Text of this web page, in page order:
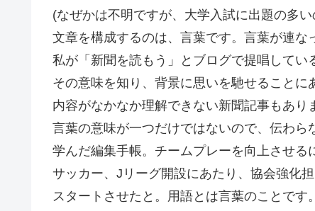
(なぜかは不明ですが、大学入試に出題の多
文章を構成するのは、言葉です。言葉が連な
私が「新聞を読もう」とブログで提唱してい
その意味を知り、背景に思いを馳せることに
内容がなかなか理解できない新聞記事もあり
言葉の意味が一つだけではないので、伝わら
学んだ編集手帳。チームプレーを向上させる
サッカー、Jリーグ開設にあたり、協会強化
スタートさせたと。用語とは言葉のことです。